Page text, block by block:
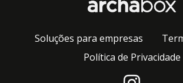
Soluções para empresas
Política de Privacidade